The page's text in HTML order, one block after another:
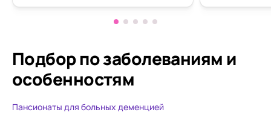
Замечательный , отзывчивый
персонал. Все профессионалы
относятся с терпением,
пониманием и добротой.
Бабушка осталась довольна
отношением. За 21 день лечения
Наталья
следущий
Подбор по заболеваниям и
особенностям
Пансионаты для больных деменцией